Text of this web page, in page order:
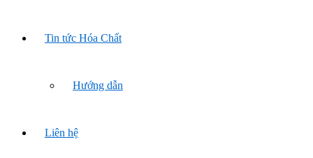
Tin tức Hóa Chất
Hướng dẫn
Liên hệ